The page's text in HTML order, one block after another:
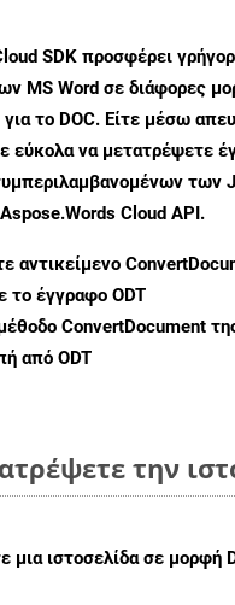
SDK προσφέρει
MS Word σε διάφορες
το DOC. Είτε μέσω
εύκολα να μετατρέψετε
των
Cloud API.
αντικείμενο
το έγγραφο ODT
ConvertDocument
από ODT
την
μια ιστοσελίδα σε μορφή